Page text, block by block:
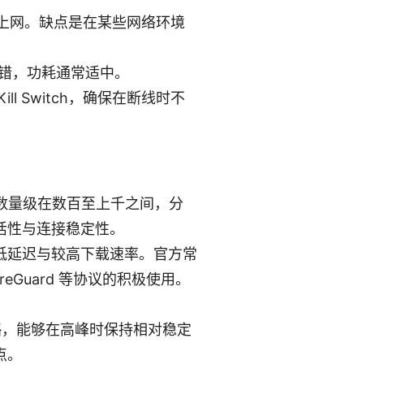
网。缺点是在某些网络环境
功耗通常适中。
Switch，确保在断线时不
量级在数百至上千之间，分
与连接稳定性。
延迟与较高下载速率。官方常
等协议的积极使用。
能够在高峰时保持相对稳定